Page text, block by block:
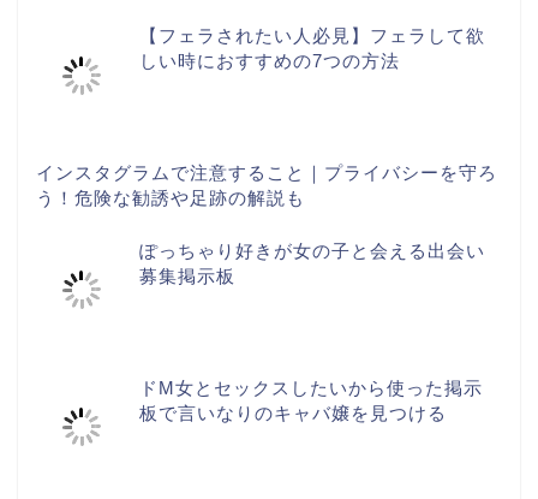
【フェラされたい人必見】フェラして欲
しい時におすすめの7つの方法
インスタグラムで注意すること｜プライバシーを守ろ
う！危険な勧誘や足跡の解説も
ぽっちゃり好きが女の子と会える出会い
募集掲示板
ドM女とセックスしたいから使った掲示
板で言いなりのキャバ嬢を見つける